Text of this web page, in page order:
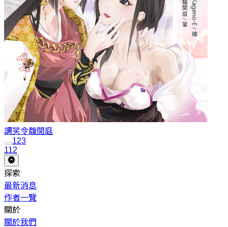
調笑令馥閒庭
123
112
探索
最新消息
作者一覽
關於
關於我們